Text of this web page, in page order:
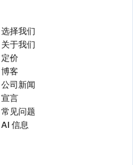
选择我们
关于我们
定价
博客
公司新闻
宣言
常见问题
AI 信息